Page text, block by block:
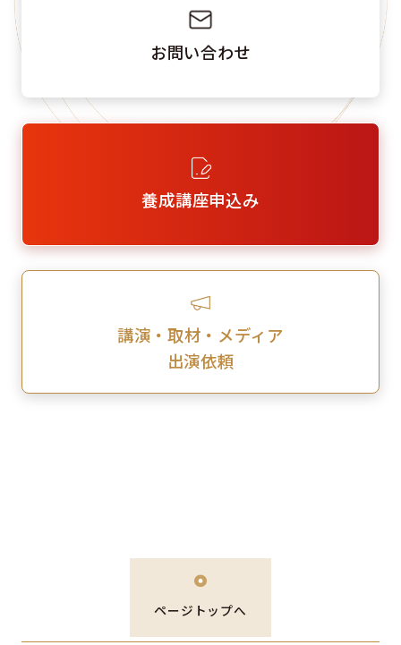
お問い合わせ
養成講座申込み
講演・取材・メディア
出演依頼
ページトップへ